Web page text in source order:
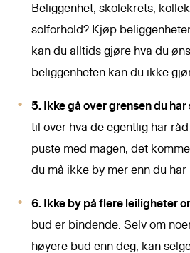
Beliggenhet, skolekrets,
solforhold? Kjøp
kan du alltids gjøre hva du
beliggenheten kan du ikke
5. Ikke gå over grensen du har
til over hva de egentlig har
puste med magen, det
du må ikke by mer enn du har
6. Ikke by på flere leiligheter
bud er bindende. Selv om
høyere bud enn deg, kan